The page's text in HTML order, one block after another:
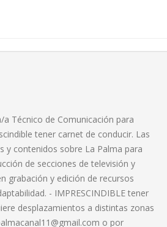
a Técnico de Comunicación para
tener carnet de conducir. Las
y contenidos sobre La Palma para
de secciones de televisión y
grabación y edición de recursos
- IMPRESCINDIBLE tener
desplazamientos a distintas zonas
o por